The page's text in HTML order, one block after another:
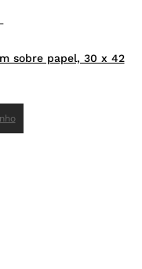
sobre papel, 30 x 42